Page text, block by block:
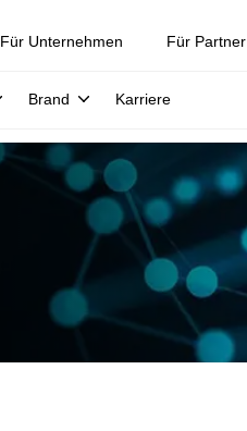
Für Unternehmen Für Partner
Brand Karriere